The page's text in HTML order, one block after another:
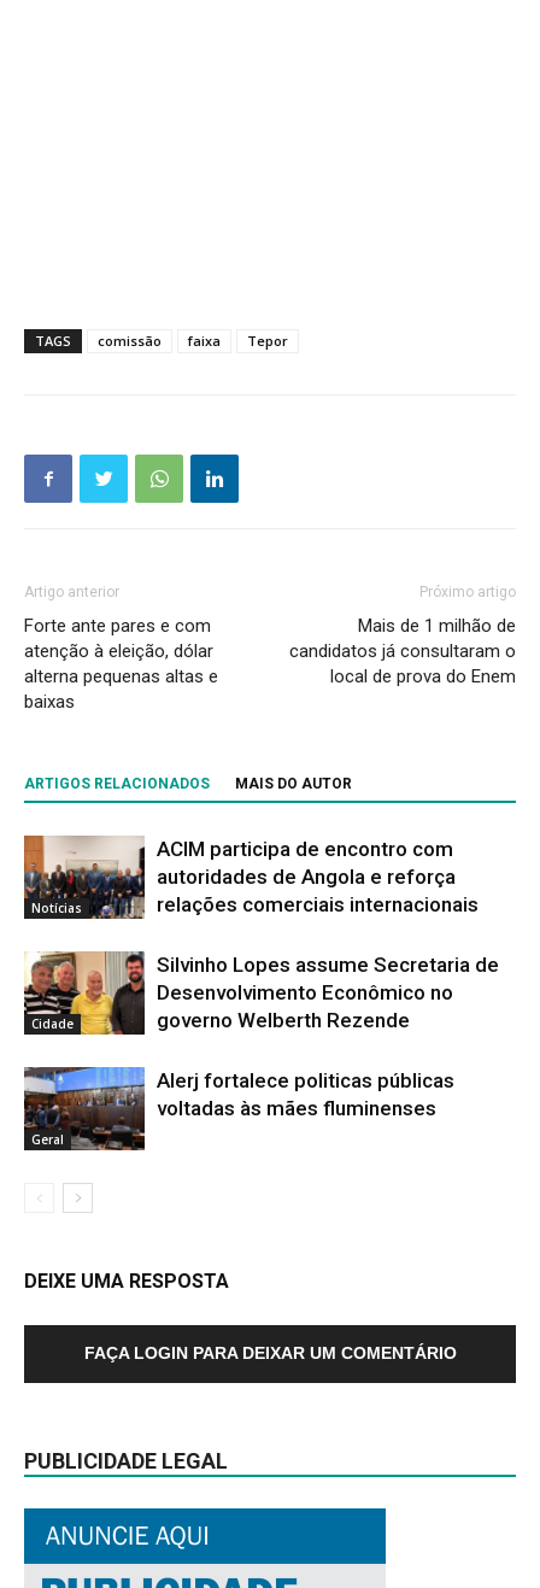
TAGS comissão faixa Tepor
Artigo anterior
Forte ante pares e com
atenção à eleição, dólar
alterna pequenas altas e
baixas
Próximo artigo
Mais de 1 milhão de
candidatos já consultaram o
local de prova do Enem
ARTIGOS RELACIONADOS MAIS DO AUTOR
Notícias
ACIM participa de encontro com
autoridades de Angola e reforça
relações comerciais internacionais
Cidade
Silvinho Lopes assume Secretaria de
Desenvolvimento Econômico no
governo Welberth Rezende
Geral
Alerj fortalece politicas públicas
voltadas às mães fluminenses
DEIXE UMA RESPOSTA
FAÇA LOGIN PARA DEIXAR UM COMENTÁRIO
PUBLICIDADE LEGAL